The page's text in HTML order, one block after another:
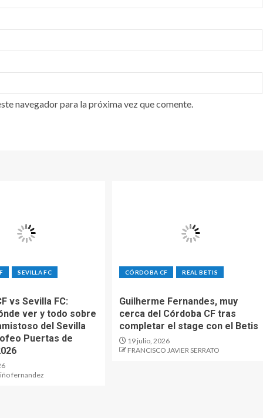
navegador para la próxima vez que comente.
SEVILLA FC
vs Sevilla FC:
ver y todo sobre
del Sevilla
Puertas de
fernandez
CÓRDOBA CF REAL BETIS
Guilherme Fernandes, muy
cerca del Córdoba CF tras
completar el stage con el Betis
19 julio, 2026
FRANCISCO JAVIER SERRATO